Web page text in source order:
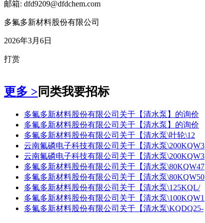
邮箱: dfd9209@dfdchem.com
多氟多新材料股份有限公司
2026年3月6日
打赏
更多 >同类我要招标
多氟多新材料股份有限公司关于【清水泵】的询价
多氟多新材料股份有限公司关于【清水泵】的询价
多氟多新材料股份有限公司关于【清水泵\叶轮\12
云南氟磷电子科技有限公司关于【清水泵\200KQW3
云南氟磷电子科技有限公司关于【清水泵\200KQW3
多氟多新材料股份有限公司关于【清水泵\80KQW47
多氟多新材料股份有限公司关于【清水泵\80KQW50
多氟多新材料股份有限公司关于【清水泵\125KQL/
多氟多新材料股份有限公司关于【清水泵\100KQW1
多氟多新材料股份有限公司关于【清水泵\KQDQ25-